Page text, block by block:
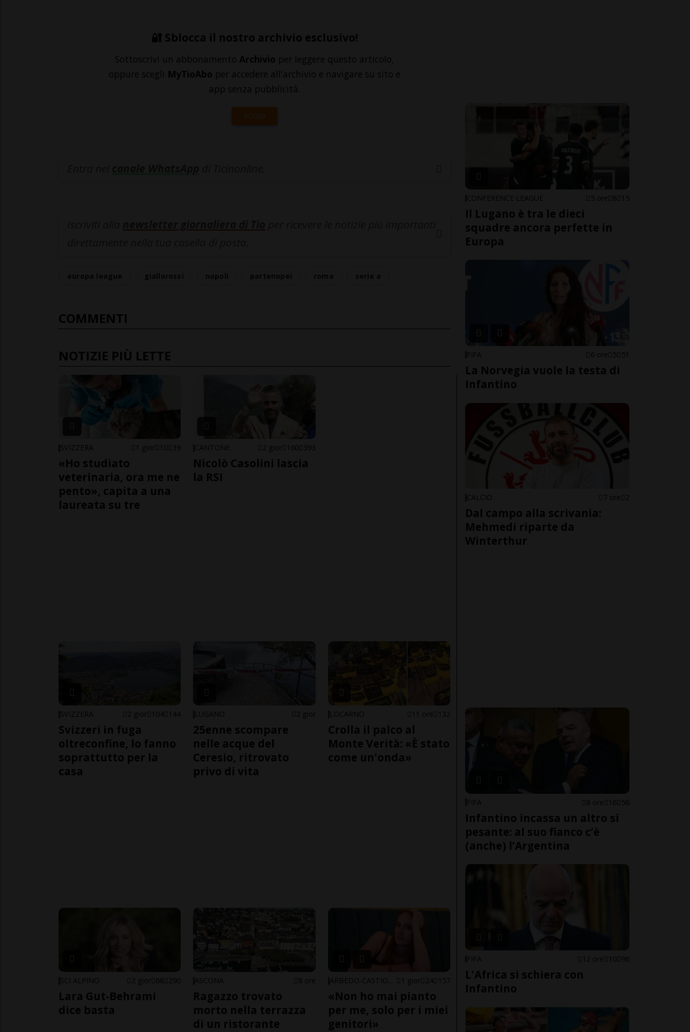
🔐 Sblocca il nostro archivio esclusivo!
Sottoscrivi un abbonamento Archivio per leggere questo articolo,
oppure scegli MyTioAbo per accedere all'archivio e navigare su sito e
app senza pubblicità.
ACCEDI
COMMENTI
NOTIZIE PIÙ LETTE
SVIZZERA 1 gior 10 39
«Ho studiato
veterinaria, ora me ne
pento», capita a una
laureata su tre
CANTONE 2 gior 160 393
Nicolò Casolini lascia
la RSI
SVIZZERA 2 gior 104 144
Svizzeri in fuga
oltreconfine, lo fanno
soprattutto per la
casa
LUGANO 2 gior
25enne scompare
nelle acque del
Ceresio, ritrovato
privo di vita
LOCARNO 11 ore 132
Crolla il palco al
Monte Verità: «È stato
come un'onda»
SCI ALPINO 2 gior 68 290
Lara Gut-Behrami
dice basta
ASCONA 8 ore
Ragazzo trovato
morto nella terrazza
di un ristorante
1 gior 24 157
«Non ho mai pianto
per me, solo per i miei
genitori»
CONFERENCE LEAGUE 5 ore 8 15
Il Lugano è tra le dieci
squadre ancora perfette in
Europa
FIFA 6 ore 5 51
La Norvegia vuole la testa di
Infantino
CALCIO 7 ore 2
Dal campo alla scrivania:
Mehmedi riparte da
Winterthur
FIFA 8 ore 16 56
Infantino incassa un altro sì
pesante: al suo fianco c’è
(anche) l’Argentina
FIFA 12 ore 10 96
L'Africa si schiera con
Infantino